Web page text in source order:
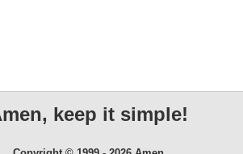
keep it simple!